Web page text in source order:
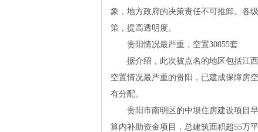
象，地方政府的决策责任不可推卸。各
策，提高透明度。
贵阳情况最严重，空置30855套
据介绍，此次被点名的地区包括江西
空置情况最严重的贵阳，已建成保障房
有分配。
贵阳市南明区的中坝住房建设项目
算内补助资金项目，总建筑面积超55万